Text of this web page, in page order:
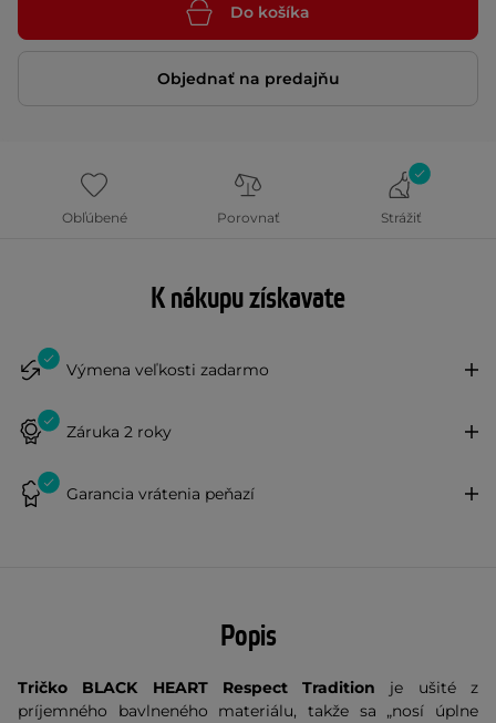
Do košíka
Objednať na predajňu
Obľúbené Porovnať Strážiť
K nákupu získavate
Výmena veľkosti zadarmo
Záruka 2 roky
Garancia vrátenia peňazí
Popis
Tričko BLACK HEART Respect Tradition je ušité z
príjemného bavlneného materiálu, takže sa „nosí úplne